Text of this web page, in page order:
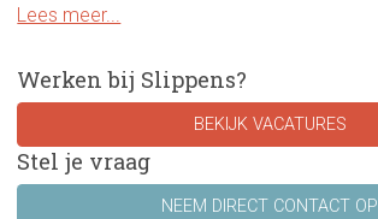
Lees meer...
Werken bij Slippens?
BEKIJK VACATURES
Stel je vraag
NEEM DIRECT CONTACT OP